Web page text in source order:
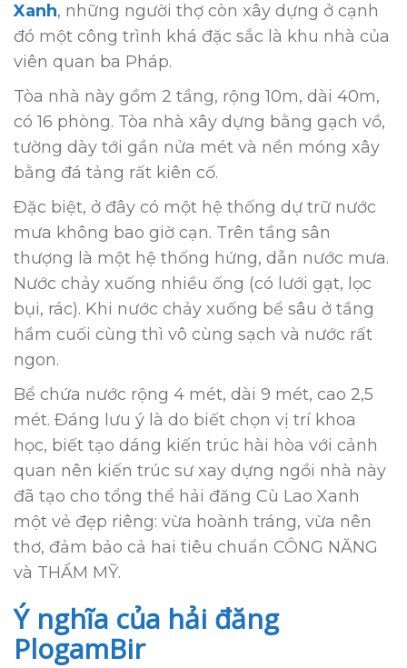
Xanh, những người thợ còn xây dựng ở cạnh
đó một công trình khá đặc sắc là khu nhà của
viên quan ba Pháp.
Tòa nhà này gồm 2 tầng, rộng 10m, dài 40m,
có 16 phòng. Tòa nhà xây dựng bằng gạch vồ,
tường dày tới gần nửa mét và nền móng xây
bằng đá tảng rất kiên cố.
Ðặc biệt, ở đây có một hệ thống dự trữ nước
mưa không bao giờ cạn. Trên tầng sân
thượng là một hệ thống hứng, dẫn nước mưa.
Nước chảy xuống nhiều ống (có lưới gạt, lọc
bụi, rác). Khi nước chảy xuống bể sâu ở tầng
hầm cuối cùng thì vô cùng sạch và nước rất
ngon.
Bể chứa nước rộng 4 mét, dài 9 mét, cao 2,5
mét. Ðáng lưu ý là do biết chọn vị trí khoa
học, biết tạo dáng kiến trúc hài hòa với cảnh
quan nên kiến trúc sư xay dựng ngồi nhà này
đã tạo cho tổng thể hải đăng Cù Lao Xanh
một vẻ đẹp riêng: vừa hoành tráng, vừa nên
thơ, đảm bảo cả hai tiêu chuẩn CÔNG NĂNG
và THẨM MỸ.
Ý nghĩa của hải đăng
PlogamBir